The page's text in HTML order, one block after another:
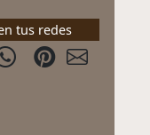
tus redes